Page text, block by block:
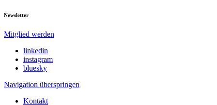
Newsletter
Mitglied werden
linkedin
instagram
bluesky
Navigation überspringen
Kontakt